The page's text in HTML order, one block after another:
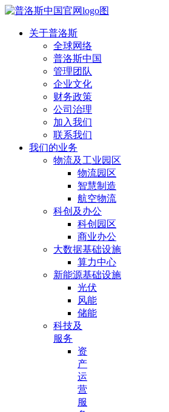
关于普洛斯
全球网络
普洛斯中国
管理团队
企业文化
财务政策
公司治理
加入我们
联系我们
我们的业务
物流及工业园区
物流园区
智慧制造
航空物流
科创及办公
科创园区
商业办公
大数据基础设施
算力中心
新能源基础设施
光伏
风能
储能
科技及
服务
资
产
运
营
服